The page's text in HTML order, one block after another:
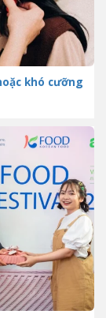
khó cưỡng